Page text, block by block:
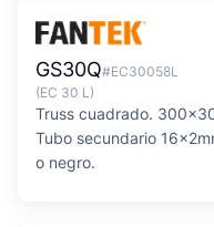
GS30Q#EC30058L
(EC 30 L)
Truss cuadrado.
Tubo secundario
o negro.